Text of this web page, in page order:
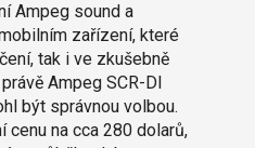
Ampeg sound a
zařízení, které
tak i ve zkušebně
Ampeg SCR-DI
být správnou volbou.
cenu na cca 280 dolarů,